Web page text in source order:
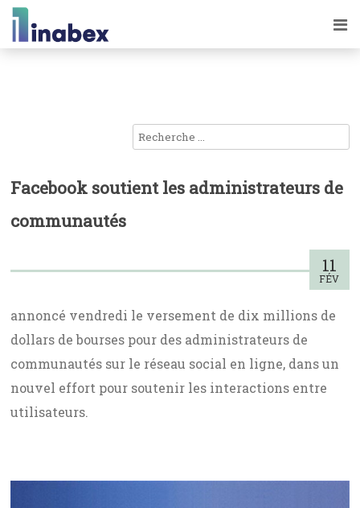
Facebook soutient les administrateurs de
communautés
11
FÉV
annoncé vendredi le versement de dix millions de
dollars de bourses pour des administrateurs de
communautés sur le réseau social en ligne, dans un
nouvel effort pour soutenir les interactions entre
utilisateurs.